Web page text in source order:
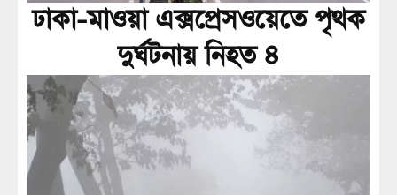
ঢাকা-মাওয়া এক্সপ্রেসওয়েতে পৃথক
দুর্ঘটনায় নিহত ৪